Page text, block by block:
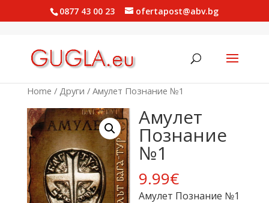
0877 43 00 23 ofertapost@abv.bg
Home / Други / Амулет Познание №1
Амулет
Познание
№1
9.99€
Амулет Познание №1